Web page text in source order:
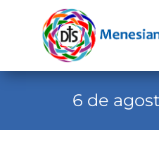
Evangelio
6 de